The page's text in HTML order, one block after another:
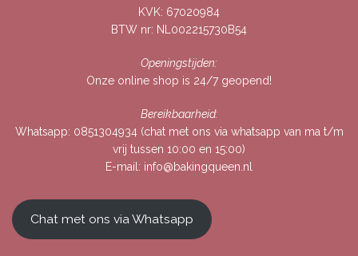
KVK: 67020984
BTW nr: NL002215730B54
Openingstijden:
Onze online shop is 24/7 geopend!
Bereikbaarheid:
Whatsapp: 0851304934(chat met ons via whatsapp van ma t/m
vrij tussen 10:00 en 15:00)
E-mail: info@bakingqueen.nl
Chat met ons via Whatsapp